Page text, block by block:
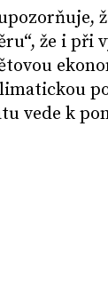
že i při
vede k